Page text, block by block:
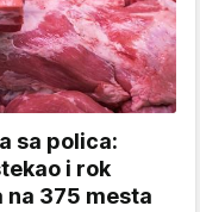
sa polica:
i rok
375 mesta